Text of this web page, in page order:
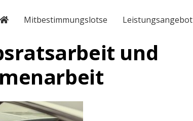
Mitbestimmungslotse Leistungsangebot
und